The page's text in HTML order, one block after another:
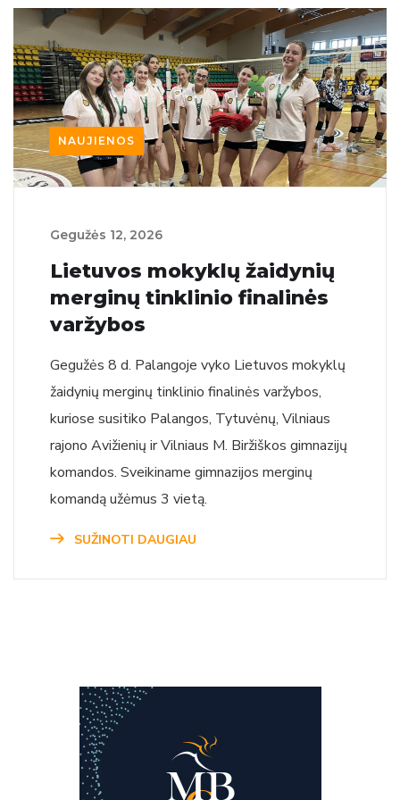
NAUJIENOS
Gegužės‏‏‎ ‎12‎‎‏‏‎, 2026
Lietuvos mokyklų žaidynių
merginų tinklinio finalinės
varžybos
Gegužės 8 d. Palangoje vyko Lietuvos mokyklų
žaidynių merginų tinklinio finalinės varžybos,
kuriose susitiko Palangos, Tytuvėnų, Vilniaus
rajono Avižienių ir Vilniaus M. Biržiškos gimnazijų
komandos. Sveikiname gimnazijos merginų
komandą užėmus 3 vietą.
SUŽINOTI DAUGIAU